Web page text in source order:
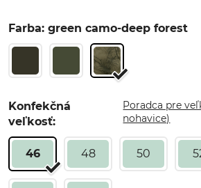
Farba: green camo-deep forest
Konfekčná
veľkosť:
Poradca pre
nohavice)
46 48 50